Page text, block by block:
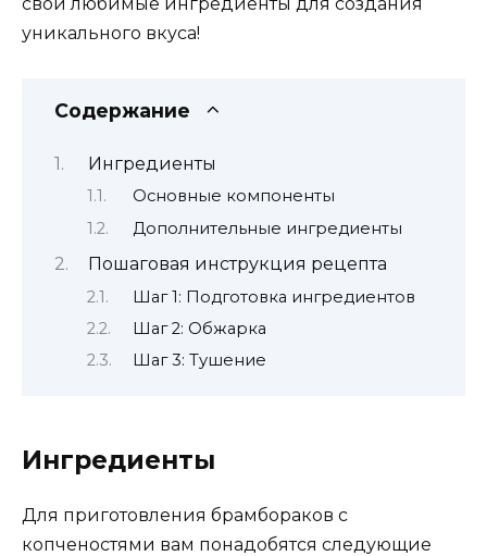
свои любимые ингредиенты для создания
уникального вкуса!
Содержание
Ингредиенты
Основные компоненты
Дополнительные ингредиенты
Пошаговая инструкция рецепта
Шаг 1: Подготовка ингредиентов
Шаг 2: Обжарка
Шаг 3: Тушение
Ингредиенты
Для приготовления брамбораков с
копченостями вам понадобятся следующие